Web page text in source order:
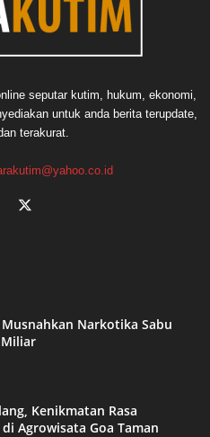
seputar kutim, hukum, ekonomi,
untuk anda berita terupdate,
terakurat.
Narkotika Sabu
Miliar
Kenikmatan Rasa
Agrowisata Goa Taman